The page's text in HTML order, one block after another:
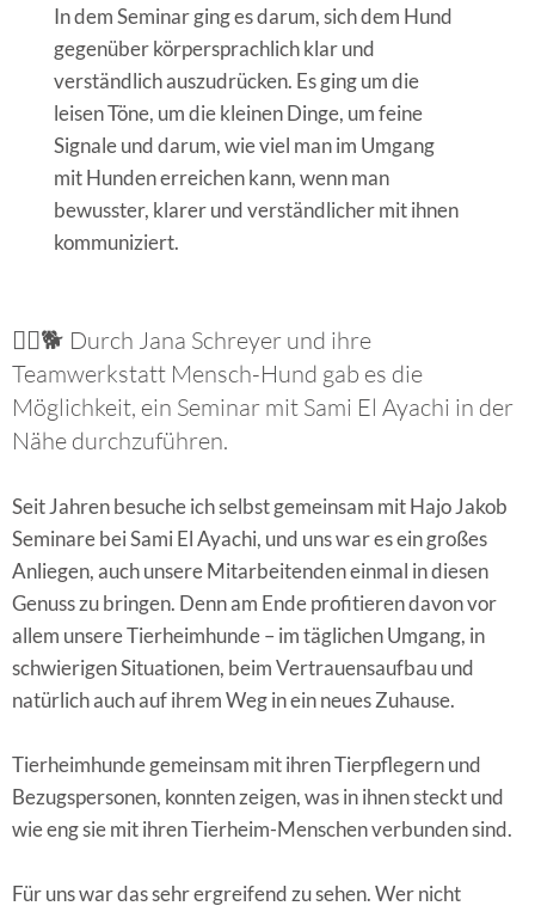
In dem Seminar ging es darum, sich dem Hund
gegenüber körpersprachlich klar und
verständlich auszudrücken. Es ging um die
leisen Töne, um die kleinen Dinge, um feine
Signale und darum, wie viel man im Umgang
mit Hunden erreichen kann, wenn man
bewusster, klarer und verständlicher mit ihnen
kommuniziert.
🙋‍♀️🐕 Durch Jana Schreyer und ihre
Teamwerkstatt Mensch-Hund gab es die
Möglichkeit, ein Seminar mit Sami El Ayachi in der
Nähe durchzuführen.
Seit Jahren besuche ich selbst gemeinsam mit Hajo Jakob
Seminare bei Sami El Ayachi, und uns war es ein großes
Anliegen, auch unsere Mitarbeitenden einmal in diesen
Genuss zu bringen. Denn am Ende profitieren davon vor
allem unsere Tierheimhunde – im täglichen Umgang, in
schwierigen Situationen, beim Vertrauensaufbau und
natürlich auch auf ihrem Weg in ein neues Zuhause.
Tierheimhunde gemeinsam mit ihren Tierpflegern und
Bezugspersonen, konnten zeigen, was in ihnen steckt und
wie eng sie mit ihren Tierheim-Menschen verbunden sind.
Für uns war das sehr ergreifend zu sehen. Wer nicht